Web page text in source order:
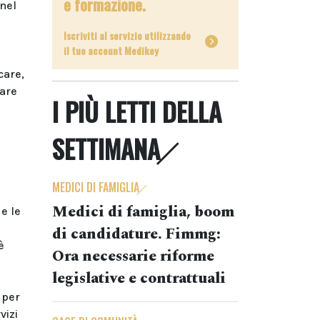
le
Iscriviti al servizio utilizzando
il tuo account Medikey
I PIÙ LETTI DELLA
SETTIMANA
MEDICI DI FAMIGLIA
Medici di famiglia, boom
di candidature. Fimmg:
Ora necessarie riforme
legislative e contrattuali